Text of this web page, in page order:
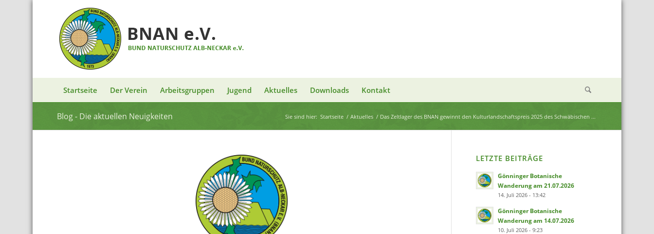
Startseite Der Verein Arbeitsgruppen Jugend Aktuelles Downloads Kontakt
Blog - Die aktuellen Neuigkeiten Sie sind hier: Startseite / Aktuelles / Das Zeltlager des BNAN gewinnt den Kulturlandschaftspreis 2025 des Schwäbischen ...
LETZTE BEITRÄGE
Gönninger Botanische
Wanderung am 21.07.2026
14. Juli 2026 - 13:42
Gönninger Botanische
Wanderung am 14.07.2026
10. Juli 2026 - 9:23